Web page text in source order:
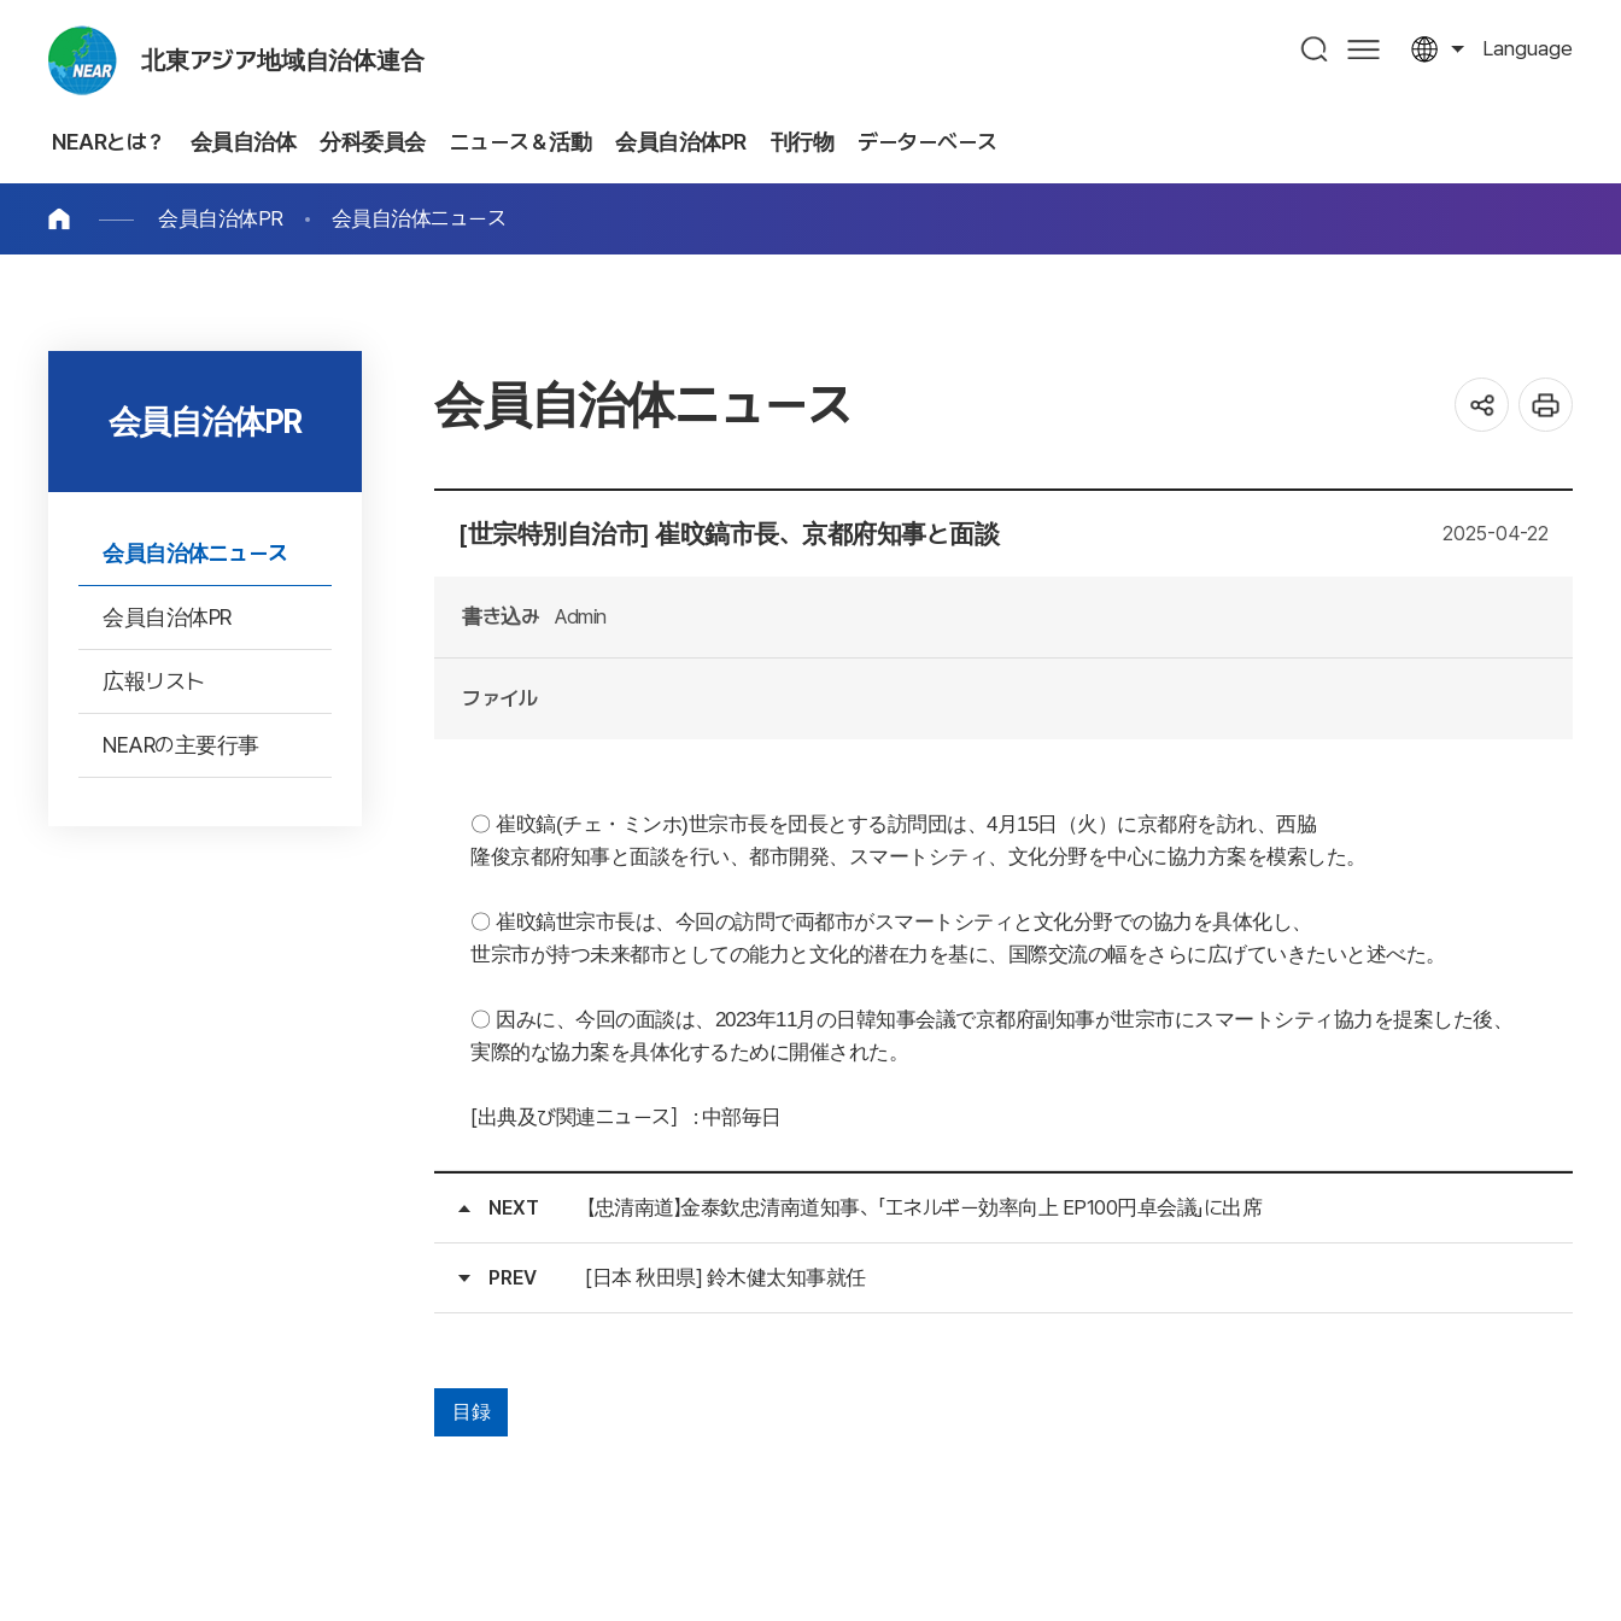
北東アジア地域自治体連合 Language
NEARとは？ 会員自治体 分科委員会 ニュース＆活動 会員自治体PR 刊行物 データーベース
会員自治体PR 会員自治体ニュース
会員自治体PR
会員自治体ニュース
会員自治体PR
広報リスト
NEARの主要行事
会員自治体ニュース
[世宗特別自治市] 崔旼鎬市長、京都府知事と面談 2025-04-22
書き込み Admin
ファイル
〇 崔旼鎬(チェ・ミンホ)世宗市長を団長とする訪問団は、 4月 15日（火）に京都府を訪れ、 西脇
隆俊京都府知事と面談を行い、都市開発、スマートシティ、文化分野を中心に協力方案を模索した。
〇 崔旼鎬世宗市長は、今回の訪問で両都市がスマートシティと文化分野での協力を具体化し、
世宗市が持つ未来都市としての能力と文化的潜在力を基に、国際交流の幅をさらに広げていきたいと述べた。
〇 因みに、今回の面談は、 2023年11月の日韓知事会議で京都府副知事が世宗市にスマートシティ協力を提案した後、
実際的な協力案を具体化するために開催された。
[出典及び関連ニュース］ : 中部毎日
NEXT 【忠清南道】金泰欽忠清南道知事、「エネルギー効率向上 EP100円卓会議」に出席
PREV [日本 秋田県] 鈴木健太知事就任
目録